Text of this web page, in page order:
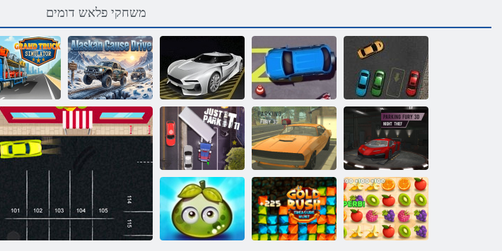
משחקי פלאש דומים
קארט דנרג
רוטלומיס
חניית הדרכה
להחנות את
המכונית שלי 2
Park 2 ןמזה עיגה
11 הז קראפ קר 3D םעז הינח
הלילה בנג :3D
םעז הינח